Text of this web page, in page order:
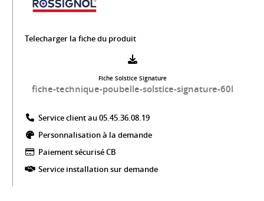
Telecharger la fiche du produit
Fiche Solstice Signature
fiche-technique-poubelle-solstice-signature-60l
Service client au 05.45.36.08.19​
Personnalisation à la demande
Paiement sécurisé CB​
Service installation sur demande